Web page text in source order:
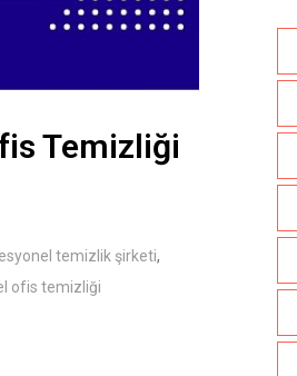
Temizliği
temizlik şirketi,
ofis temizliği